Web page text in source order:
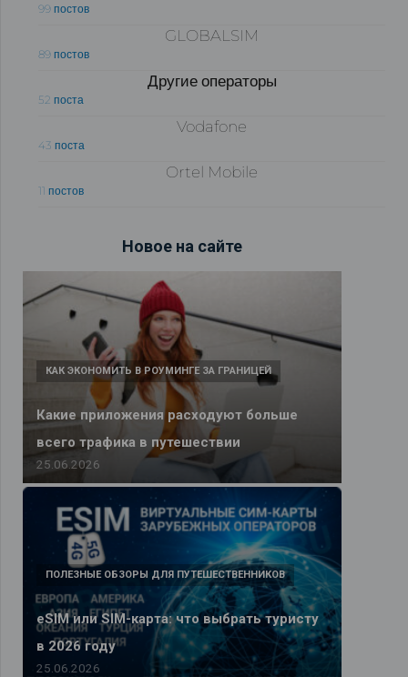
99 постов
GLOBALSIM
89 постов
Другие операторы
52 поста
Vodafone
43 поста
Ortel Mobile
11 постов
Новое на сайте
Какие приложения расходуют больше
всего трафика в путешествии
КАК ЭКОНОМИТЬ В РОУМИНГЕ ЗА ГРАНИЦЕЙ
25.06.2026
eSIM или SIM-карта: что выбрать туристу
в 2026 году
ПОЛЕЗНЫЕ ОБЗОРЫ ДЛЯ ПУТЕШЕСТВЕННИКОВ
25.06.2026